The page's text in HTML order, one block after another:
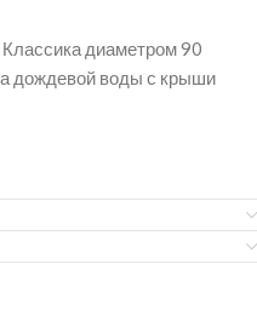
диаметром 90
дождевой воды с крыши